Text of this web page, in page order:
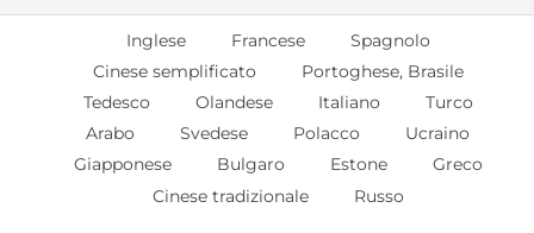
Inglese Francese
Spagnolo
Cinese semplificato
Portoghese, Brasile
Tedesco
Olandese Italiano
Turco
Arabo
Svedese Polacco
Ucraino
Giapponese
Bulgaro Estone
Greco
Cinese tradizionale
Russo